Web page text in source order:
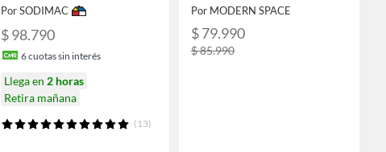
Por SODIMAC
$ 98.790
6cuotas sin interés
Llega en 2 horas
Retira mañana
(13)
Por MODERN SPACE
$ 79.990
$ 85.990